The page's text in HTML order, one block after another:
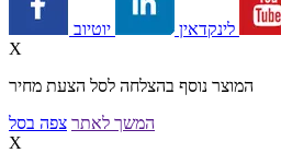
לינקדאין
X
המוצר נוסף בהצלחה לסל הצעת מחיר
המשך לאתר צפה בסל
X